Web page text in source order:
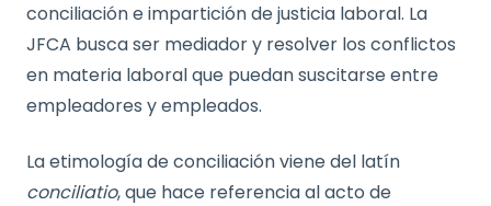
conciliación e impartición de justicia laboral. La
JFCA busca ser mediador y resolver los conflictos
en materia laboral que puedan suscitarse entre
empleadores y empleados.
La etimología de conciliación viene del latín
conciliatio, que hace referencia al acto de